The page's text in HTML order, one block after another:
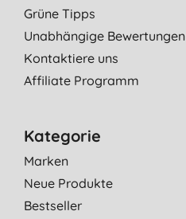
Grüne Tipps
Unabhängige Bewertungen
Kontaktiere uns
Affiliate Programm
Kategorie
Marken
Neue Produkte
Bestseller